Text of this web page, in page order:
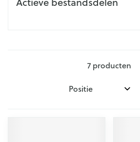
7 producten
Sorteer op: